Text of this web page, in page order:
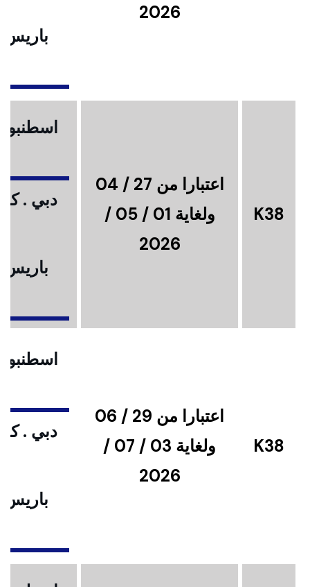
2026
باريس
K38
اعتبارا من 27 / 04
ولغاية 01 / 05 /
2026
دبي .
باريس
K38
اعتبارا من 29 / 06
ولغاية 03 / 07 /
2026
دبي .
باريس